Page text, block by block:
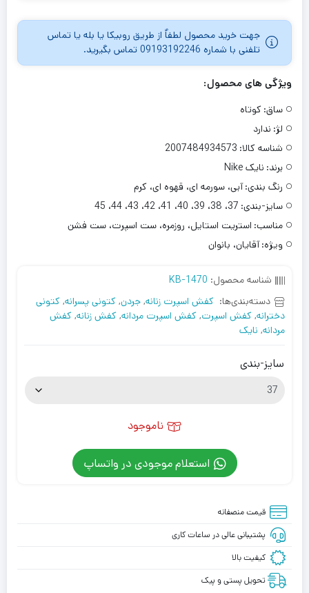
جهت خرید محصول لطفاٌ از طریق روبیکا یا بله یا تماس
تلفنی با شماره 09193192246 تماس بگیرید.
ویژگی های محصول:
ساق: کوتاه
لژ: ندارد
شناسه کالا: 2007484934573
برند: نایک Nike
رنگ بندی: آبی، سورمه ای، قهوه ای، کرم
سایز-بندی: 37، 38، 39، 40، 41، 42، 43، 44، 45
مناسب: استریت استایل، روزمره، ست اسپرت، ست فشن
ویژه: آقایان، بانوان
شناسه محصول: KB-1470
دسته‌بندی‌ها: کفش اسپرت زنانه, جردن, کتونی پسرانه, کتونی
دخترانه, کفش اسپرت, کفش اسپرت مردانه, کفش زنانه, کفش
مردانه, نایک
سایز-بندی
ناموجود
استعلام موجودی در واتساپ
قیمت منصفانه
پشتیبانی عالی در ساعات کاری
کیفیت بالا
تحویل پستی و پیک